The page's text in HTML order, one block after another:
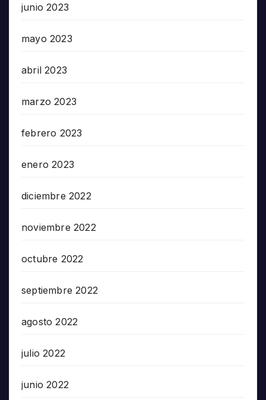
junio 2023
mayo 2023
abril 2023
marzo 2023
febrero 2023
enero 2023
diciembre 2022
noviembre 2022
octubre 2022
septiembre 2022
agosto 2022
julio 2022
junio 2022